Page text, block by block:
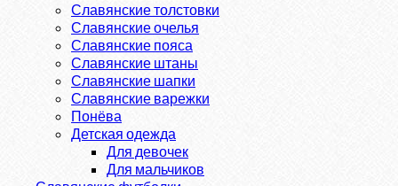
Славянские толстовки
Славянские очелья
Славянские пояса
Славянские штаны
Славянские шапки
Славянские варежки
Понёва
Детская одежда
Для девочек
Для мальчиков